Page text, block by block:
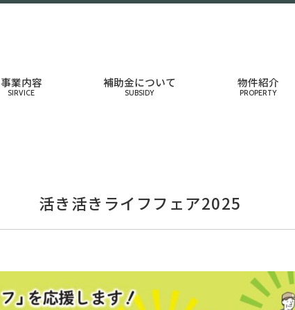
事業内容
SIRVICE
補助金について
SUBSIDY
物件紹介
PROPERTY
活き活きライフフェア2025